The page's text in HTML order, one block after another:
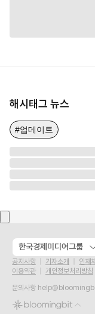
해시태그 뉴스
#업데이트
한국경제미디어그룹
공지사항 기자소개 인재
이용약관
개인정보처리방침
문의사항